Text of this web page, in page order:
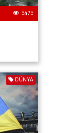
5475
DÜNYA